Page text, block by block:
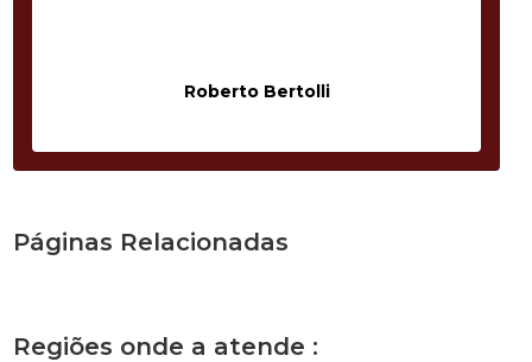
Roberto Bertolli
Páginas Relacionadas
Regiões onde a atende :